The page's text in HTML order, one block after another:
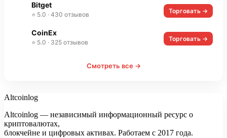
Bitget
⭐ 5.0 · 430 отзывов Торговать →
CoinEx
⭐ 5.0 · 325 отзывов Торговать →
Смотреть все →
Altcoinlog
Altcoinlog — независимый информационный ресурс о
криптовалютах,
блокчейне и цифровых активах. Работаем с 2017 года.